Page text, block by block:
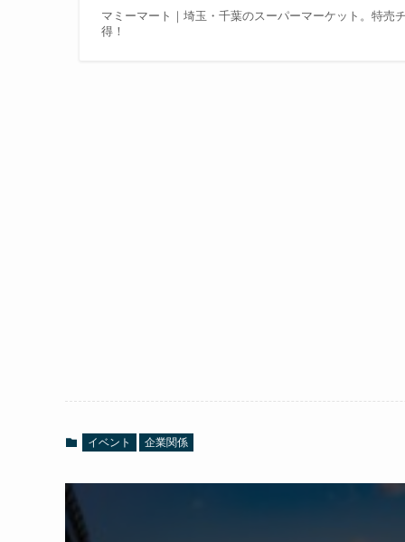
マミーマート｜埼玉・千葉のスーパーマーケット。特売
得！
イベント 企業関係